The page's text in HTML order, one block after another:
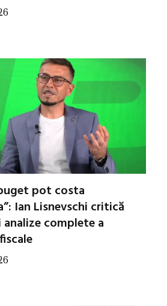
pot costa
Ian Lisnevschi critică
analize complete a